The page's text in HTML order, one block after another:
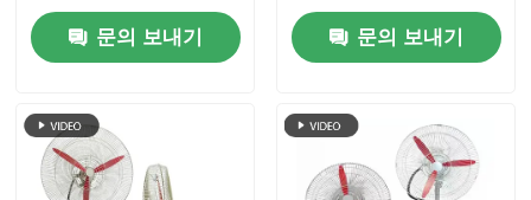
문의 보내기 문의 보내기